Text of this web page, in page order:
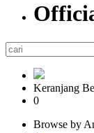
Keranjang
0
Browse by